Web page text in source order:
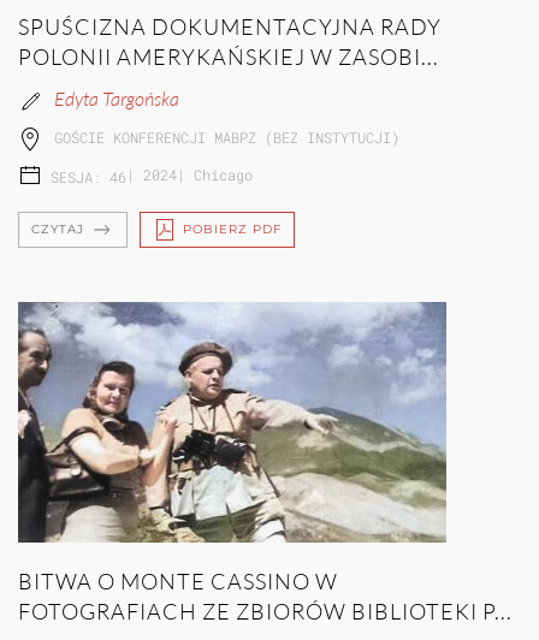
SPUŚCIZNA DOKUMENTACYJNA RADY
POLONII AMERYKAŃSKIEJ W ZASOBI...
Edyta Targońska
GOŚCIE KONFERENCJI MABPZ (BEZ INSTYTUCJI)
SESJA: 46 | 2024| Chicago
CZYTAJ POBIERZ PDF
BITWA O MONTE CASSINO W
FOTOGRAFIACH ZE ZBIORÓW BIBLIOTEKI P...